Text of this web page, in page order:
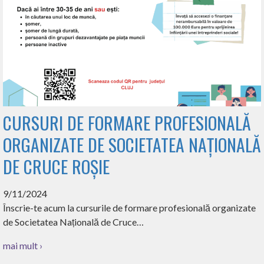
CURSURI DE FORMARE PROFESIONALĂ
ORGANIZATE DE SOCIETATEA NAȚIONALĂ
DE CRUCE ROȘIE
9/11/2024
Înscrie-te acum la cursurile de formare profesională organizate
de Societatea Națională de Cruce…
mai mult ›